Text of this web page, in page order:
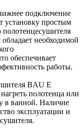
подключение
установку простым
обладает необходимой
обеспечивает
работы.
BAU E
полотенца или
в ванной. Наличие
эксплуатации и